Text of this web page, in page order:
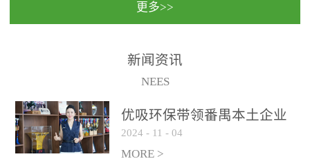
民法院室内除甲醛空气治
保施工日期：2020年1月珠
国家通过设在对外开放口
（及各出入境边防检查
更多>>
新闻资讯
NEES
优吸环保带领番禺本​土企业
勇敢破局向“新”
2024 - 11 - 04
MORE >